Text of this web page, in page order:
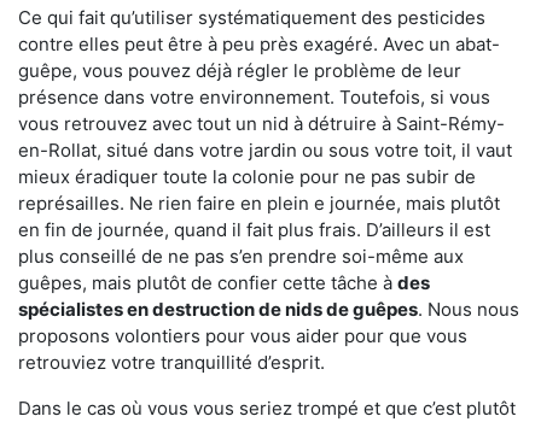
Ce qui fait qu’utiliser systématiquement des pesticides
contre elles peut être à peu près exagéré. Avec un abat-
guêpe, vous pouvez déjà régler le problème de leur
présence dans votre environnement. Toutefois, si vous
vous retrouvez avec tout un nid à détruire à Saint-Rémy-
en-Rollat, situé dans votre jardin ou sous votre toit, il vaut
mieux éradiquer toute la colonie pour ne pas subir de
représailles. Ne rien faire en plein e journée, mais plutôt
en fin de journée, quand il fait plus frais. D’ailleurs il est
plus conseillé de ne pas s’en prendre soi-même aux
guêpes, mais plutôt de confier cette tâche à des
spécialistes en destruction de nids de guêpes. Nous nous
proposons volontiers pour vous aider pour que vous
retrouviez votre tranquillité d’esprit.
Dans le cas où vous vous seriez trompé et que c’est plutôt